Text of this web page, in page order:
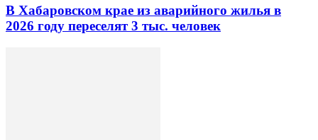
В Хабаровском крае из аварийного жилья в
2026 году переселят 3 тыс. человек